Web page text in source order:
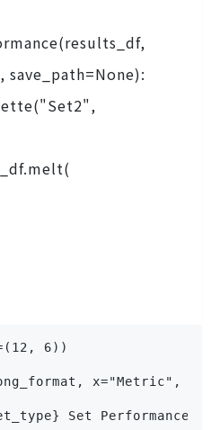
6))
x="Metric",
Set Performance